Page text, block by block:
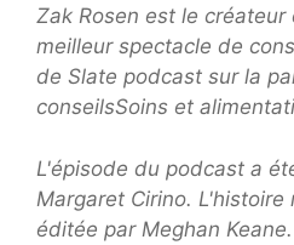
Zak Rosen est le créateur
meilleur spectacle de
de Slate podcast sur la
conseilsSoins et
L'épisode du podcast a
Margaret Cirino. L'histoire
éditée par Meghan